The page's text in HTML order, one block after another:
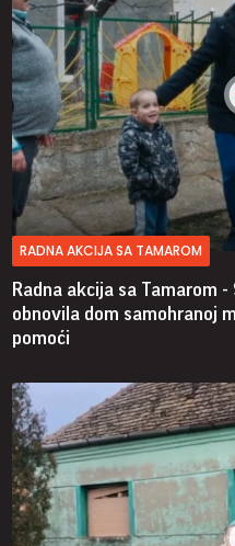
RADNA AKCIJA SA TAMAROM
Radna akcija sa Tamarom
obnovila dom samohranoj
pomoći